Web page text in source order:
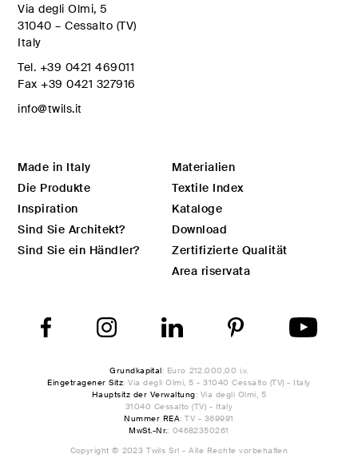
Via degli Olmi, 5
31040 – Cessalto (TV)
Italy
Tel. +39 0421 469011
Fax +39 0421 327916
info@twils.it
Grundkapital: Euro 212.000,00 i.v.
Eingetragener Sitz: Via degli Olmi, 5 - 31040 Cessalto (TV) - Italy
Hauptsitz der Verwaltung: Via degli Olmi, 5
31040 Cessalto (TV) - Italy
Nummer REA: TV - 369991
MwSt.-Nr.: 04682350261
Copyright © 2023 Twils Srl - Alle Rechte vorbehalten
Made in Italy
Die Produkte
Inspiration
Sind Sie Architekt?
Sind Sie ein Händler?
Materialien
Textile Index
Kataloge
Download
Zertifizierte Qualität
Area riservata